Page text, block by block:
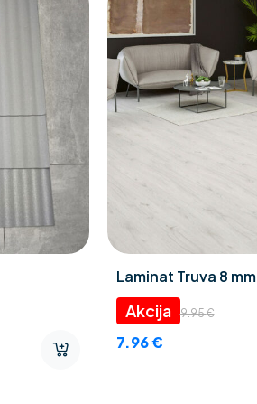
Laminat Truva 8 mm
9.95€
7.96€